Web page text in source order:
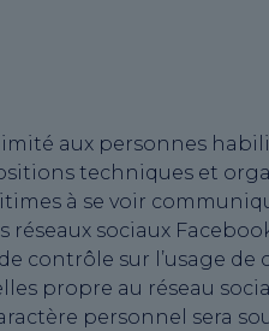
aux personnes
techniques et
à se voir
sociaux
contrôle sur l’usage
propre au réseau
personnel sera